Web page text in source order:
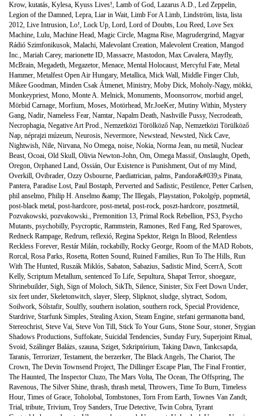
Krow, kutatás, Kylesa, Kyuss Lives!, Lamb of God, Lazarus A.D., Led Zeppelin,
Legion of the Damned, Lepra, Liar in Wait, Limb For A Limb, Lindström, lista, lista
2012, Live Intrusion, Lo!, Lock Up, Lord, Lord of Doubts, Lou Reed, Love Sex
Machine, Lulu, Machine Head, Magic Circle, Magma Rise, Magrudergrind, Magyar
Rádió Szimfonikusok, Malachi, Malevolant Creation, Malevolent Creation, Mangod
Inc., Mariah Carey, marionette ID, Massacre, Mastodon, Max Cavalera, Mayfly,
McBrain, Megadeth, Megazetor, Menace, Mental Holocaust, Mercyful Fate, Metal
Hammer, Metalfest Open Air Hungary, Metallica, Mick Wall, Middle Finger Club,
Mikee Goodman, Minden Csak Átmenet, Ministry, Moby Dick, Moholy-Nagy, mökki,
Monkeypriest, Mono, Monte A. Melnick, Monuments, Moonsorrow, morbid angel,
Mörbid Carnage, Morfium, Moses, Motörhead, Mr.JoeKer, Mutiny Within, Mystery
Gang, Nadir, Nameless Fear, Namtar, Napalm Death, Nashville Pussy, Necrodeath,
Necrophagia, Negative Art Prod., Nemzetközi Törölköző Nap, Nemzetközi Törülköző
Nap, néprajzi múzeum, Neurosis, Nevermore, Newstead, Newsted, Nick Cave,
Nightwish, Nile, Nirvana, No Omega, noise, Nokia, Norma Jean, nu metál, Nuclear
Beast, Ocoai, Old Skull, Olivia Newton-John, Om, Omega Massif, Onslaught, Opeth,
Oregon, Orphaned Land, Ossián, Our Existence is Punishment, Out of my Mind,
Overkill, Ovibrader, Ozzy Osbourne, Paediatrician, palms, Pandora&#039;s Pinata,
Pantera, Paradise Lost, Paul Bostaph, Perverted and Sadistic, Pestilence, Petter Carlsen,
phil anselmo, Philip H. Anselmo &amp; The Illegals, Playstation, Pokolgép, popmetál,
post-black metal, post-hardcore, post-metal, post-rock, poszt-hardcore, posztmetál,
Pozvakowski, pozvakowski., Premonition 13, Primal Rock Rebellion, PS3, Psycho
Mutants, psychobilly, Psycroptic, Rammstein, Ramones, Red Fang, Red Sparowes,
Redneck Rampage, Redrum, reflexió, Regina Spektor, Reign In Blood, Relentless
Reckless Forever, Restár Milán, rockabilly, Rocky George, Room of the MAD Robots,
Rorcal, Rosa Parks, Rosetta, Rotten Sound, Ruined Families, Run To The Hills, Run
With The Hunted, Ruszák Miklós, Sabaton, Sabazius, Sadistic Mind, ScerrA, Scott
Kelly, Scriptum Metallum, sentenced To Life, Sepultura, Shapat Terror, shoegaze,
Shrinebuilder, Sigh, Sign of Moloch, SikTh, Silence, Sinister, Six Feet Down Under,
six feet under, Skeletonwitch, slayer, Sleep, Slipknot, sludge, slytract, Sodom,
Soilwork, Sólstafir, Soulfly, southern isolation, southern rock, Special Providence,
Stardrive, Starfunk Simples, Stealing Axion, Steam Engine, stefani germanotta band,
Stereochrist, Steve Vai, Steve Von Till, Stick To Your Guns, Stone Sour, stoner, Stygian
Shadows Productions, Suffokate, Suicidal Tendencies, Sunday Fury, Superjoint Ritual,
Svoid, Szálinger Balázs, szauna, Sziget, Szkriptórium, Taking Dawn, Tankcsapda,
Taranis, Terrorizer, Testament, the berzerker, The Black Angels, The Chariot, The
Crown, The Devin Townsend Project, The Dillinger Escape Plan, The Final Frontier,
The Haunted, The Inspector Cluzo, The Mars Volta, The Ocean, The Offspring, The
Ravenous, The Silver Shine, thrash, thrash metal, Throwers, Time To Burn, Timeless
Hour, Times of Grace, Toholobal, Tombstones, Torn From Earth, Townes Van Zandt,
Trial, tribute, Trivium, Troy Sanders, True Detective, Twin Cobra, Tyrant